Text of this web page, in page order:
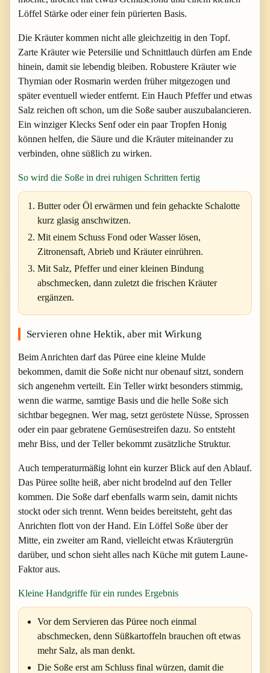
Löffel Stärke oder einer fein pürierten Basis.
Die Kräuter kommen nicht alle gleichzeitig in den Topf.
Zarte Kräuter wie Petersilie und Schnittlauch dürfen am Ende
hinein, damit sie lebendig bleiben. Robustere Kräuter wie
Thymian oder Rosmarin werden früher mitgezogen und
später eventuell wieder entfernt. Ein Hauch Pfeffer und etwas
Salz reichen oft schon, um die Soße sauber auszubalancieren.
Ein winziger Klecks Senf oder ein paar Tropfen Honig
können helfen, die Säure und die Kräuter miteinander zu
verbinden, ohne süßlich zu wirken.
So wird die Soße in drei ruhigen Schritten fertig
Butter oder Öl erwärmen und fein gehackte Schalotte
kurz glasig anschwitzen.
Mit einem Schuss Fond oder Wasser lösen,
Zitronensaft, Abrieb und Kräuter einrühren.
Mit Salz, Pfeffer und einer kleinen Bindung
abschmecken, dann zuletzt die frischen Kräuter
ergänzen.
Servieren ohne Hektik, aber mit Wirkung
Beim Anrichten darf das Püree eine kleine Mulde
bekommen, damit die Soße nicht nur obenauf sitzt, sondern
sich angenehm verteilt. Ein Teller wirkt besonders stimmig,
wenn die warme, samtige Basis und die helle Soße sich
sichtbar begegnen. Wer mag, setzt geröstete Nüsse, Sprossen
oder ein paar gebratene Gemüsestreifen dazu. So entsteht
mehr Biss, und der Teller bekommt zusätzliche Struktur.
Auch temperaturmäßig lohnt ein kurzer Blick auf den Ablauf.
Das Püree sollte heiß, aber nicht brodelnd auf den Teller
kommen. Die Soße darf ebenfalls warm sein, damit nichts
stockt oder sich trennt. Wenn beides bereitsteht, geht das
Anrichten flott von der Hand. Ein Löffel Soße über der
Mitte, ein zweiter am Rand, vielleicht etwas Kräutergrün
darüber, und schon sieht alles nach Küche mit gutem Laune-
Faktor aus.
Kleine Handgriffe für ein rundes Ergebnis
Vor dem Servieren das Püree noch einmal
abschmecken, denn Süßkartoffeln brauchen oft etwas
mehr Salz, als man denkt.
Die Soße erst am Schluss final würzen, damit die